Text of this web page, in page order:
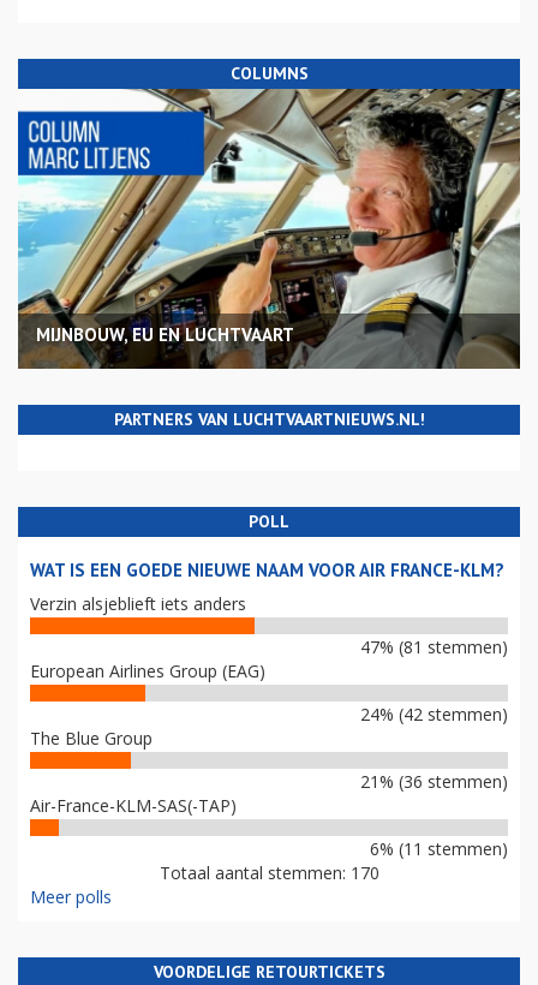
COLUMNS
MIJNBOUW, EU EN LUCHTVAART
PARTNERS VAN LUCHTVAARTNIEUWS.NL!
POLL
WAT IS EEN GOEDE NIEUWE NAAM VOOR AIR FRANCE-KLM?
Verzin alsjeblieft iets anders
47% (81 stemmen)
European Airlines Group (EAG)
24% (42 stemmen)
The Blue Group
21% (36 stemmen)
Air-France-KLM-SAS(-TAP)
6% (11 stemmen)
Totaal aantal stemmen: 170
Meer polls
VOORDELIGE RETOURTICKETS